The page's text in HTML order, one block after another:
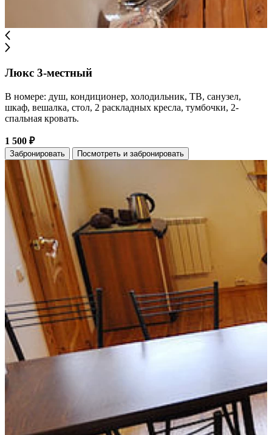
Люкс 3-местный
В номере: душ, кондиционер, холодильник, ТВ, санузел,
шкаф, вешалка, стол, 2 раскладных кресла, тумбочки, 2-
спальная кровать.
1 500 ₽
Забронировать Посмотреть и забронировать